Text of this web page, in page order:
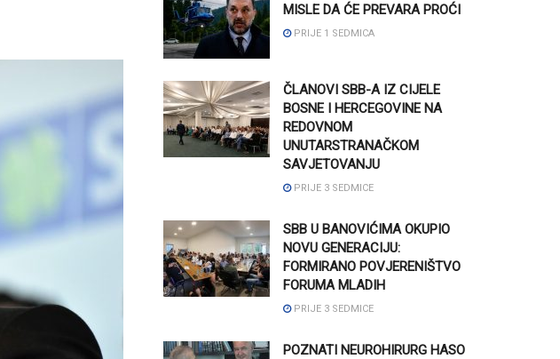
MISLE DA ĆE PREVARA PROĆI
PRIJE 1 SEDMICA
ČLANOVI SBB-A IZ CIJELE
BOSNE I HERCEGOVINE NA
REDOVNOM
UNUTARSTRANAČKOM
SAVJETOVANJU
PRIJE 3 SEDMICE
SBB U BANOVIĆIMA OKUPIO
NOVU GENERACIJU:
FORMIRANO POVJERENIŠTVO
FORUMA MLADIH
PRIJE 3 SEDMICE
POZNATI NEUROHIRURG HASO